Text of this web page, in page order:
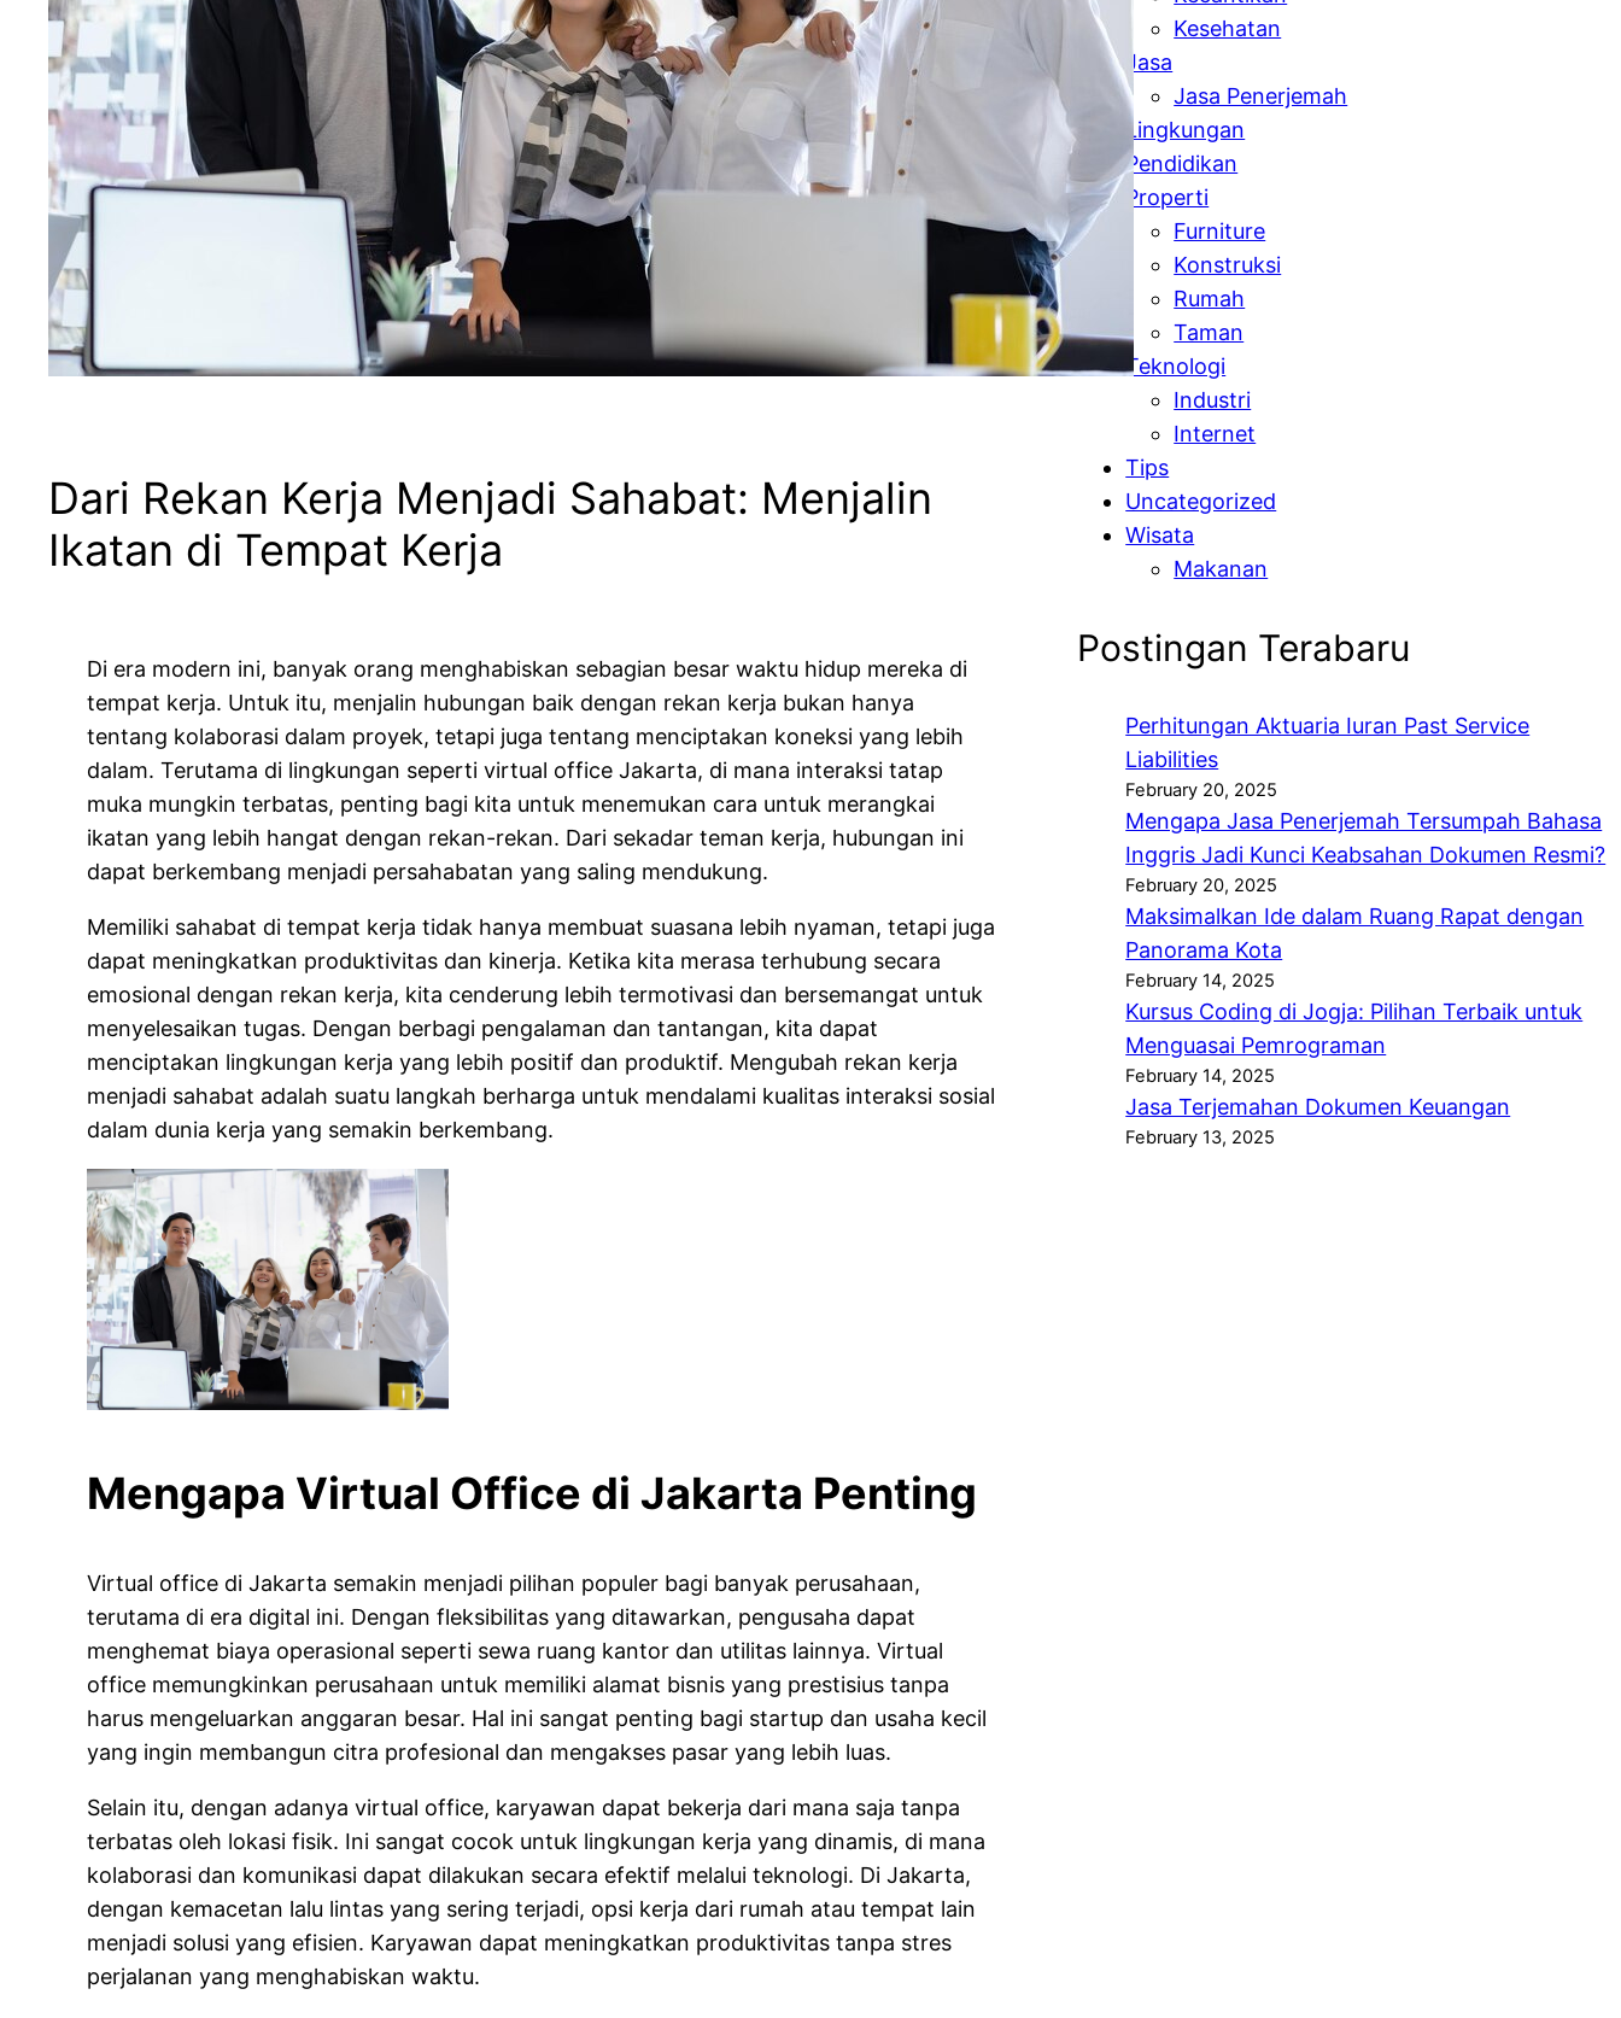
Dari Rekan Kerja Menjadi Sahabat: Menjalin
Ikatan di Tempat Kerja
Di era modern ini, banyak orang menghabiskan sebagian besar waktu hidup mereka di
tempat kerja. Untuk itu, menjalin hubungan baik dengan rekan kerja bukan hanya
tentang kolaborasi dalam proyek, tetapi juga tentang menciptakan koneksi yang lebih
dalam. Terutama di lingkungan seperti virtual office Jakarta, di mana interaksi tatap
muka mungkin terbatas, penting bagi kita untuk menemukan cara untuk merangkai
ikatan yang lebih hangat dengan rekan-rekan. Dari sekadar teman kerja, hubungan ini
dapat berkembang menjadi persahabatan yang saling mendukung.
Memiliki sahabat di tempat kerja tidak hanya membuat suasana lebih nyaman, tetapi juga
dapat meningkatkan produktivitas dan kinerja. Ketika kita merasa terhubung secara
emosional dengan rekan kerja, kita cenderung lebih termotivasi dan bersemangat untuk
menyelesaikan tugas. Dengan berbagi pengalaman dan tantangan, kita dapat
menciptakan lingkungan kerja yang lebih positif dan produktif. Mengubah rekan kerja
menjadi sahabat adalah suatu langkah berharga untuk mendalami kualitas interaksi sosial
dalam dunia kerja yang semakin berkembang.
Mengapa Virtual Office di Jakarta Penting
Virtual office di Jakarta semakin menjadi pilihan populer bagi banyak perusahaan,
terutama di era digital ini. Dengan fleksibilitas yang ditawarkan, pengusaha dapat
menghemat biaya operasional seperti sewa ruang kantor dan utilitas lainnya. Virtual
office memungkinkan perusahaan untuk memiliki alamat bisnis yang prestisius tanpa
harus mengeluarkan anggaran besar. Hal ini sangat penting bagi startup dan usaha kecil
yang ingin membangun citra profesional dan mengakses pasar yang lebih luas.
Selain itu, dengan adanya virtual office, karyawan dapat bekerja dari mana saja tanpa
terbatas oleh lokasi fisik. Ini sangat cocok untuk lingkungan kerja yang dinamis, di mana
kolaborasi dan komunikasi dapat dilakukan secara efektif melalui teknologi. Di Jakarta,
dengan kemacetan lalu lintas yang sering terjadi, opsi kerja dari rumah atau tempat lain
menjadi solusi yang efisien. Karyawan dapat meningkatkan produktivitas tanpa stres
perjalanan yang menghabiskan waktu.
Kesehatan
Jasa
Jasa Penerjemah
Lingkungan
Pendidikan
Properti
Furniture
Konstruksi
Rumah
Taman
Teknologi
Industri
Internet
Tips
Uncategorized
Wisata
Makanan
Postingan Terabaru
Perhitungan Aktuaria Iuran Past Service
Liabilities
February 20, 2025
Mengapa Jasa Penerjemah Tersumpah Bahasa
Inggris Jadi Kunci Keabsahan Dokumen Resmi?
February 20, 2025
Maksimalkan Ide dalam Ruang Rapat dengan
Panorama Kota
February 14, 2025
Kursus Coding di Jogja: Pilihan Terbaik untuk
Menguasai Pemrograman
February 14, 2025
Jasa Terjemahan Dokumen Keuangan
February 13, 2025